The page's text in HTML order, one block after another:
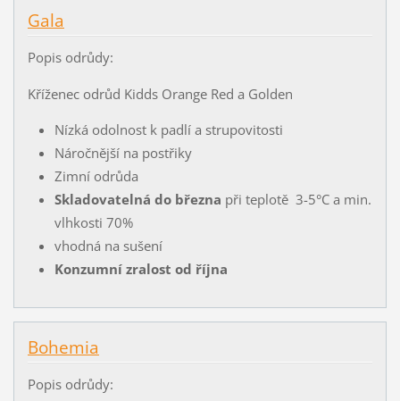
Gala
Popis odrůdy:
Kříženec odrůd Kidds Orange Red a Golden
Nízká odolnost k padlí a strupovitosti
Náročnější na postřiky
Zimní odrůda
Skladovatelná do března při teplotě 3-5°C a min.
vlhkosti 70%
vhodná na sušení
Konzumní zralost od října
Bohemia
Popis odrůdy: